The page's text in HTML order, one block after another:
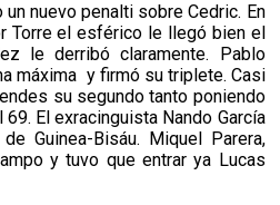
nuevo penalti sobre Cedric. En
Torre el esférico le llegó bien el
le derribó claramente. Pablo
máxima y firmó su triplete. Casi
su segundo tanto poniendo
El exracinguista Nando García
Guinea-Bisáu. Miquel Parera,
y tuvo que entrar ya Lucas